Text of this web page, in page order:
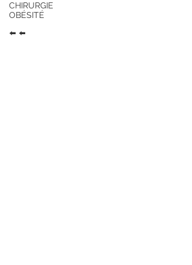
CHIRURGIE
OBÉSITÉ
⬅️ ⬅️